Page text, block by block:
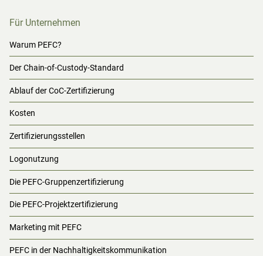
Für Unternehmen
Warum PEFC?
Der Chain-of-Custody-Standard
Ablauf der CoC-Zertifizierung
Kosten
Zertifizierungsstellen
Logonutzung
Die PEFC-Gruppenzertifizierung
Die PEFC-Projektzertifizierung
Marketing mit PEFC
PEFC in der Nachhaltigkeitskommunikation